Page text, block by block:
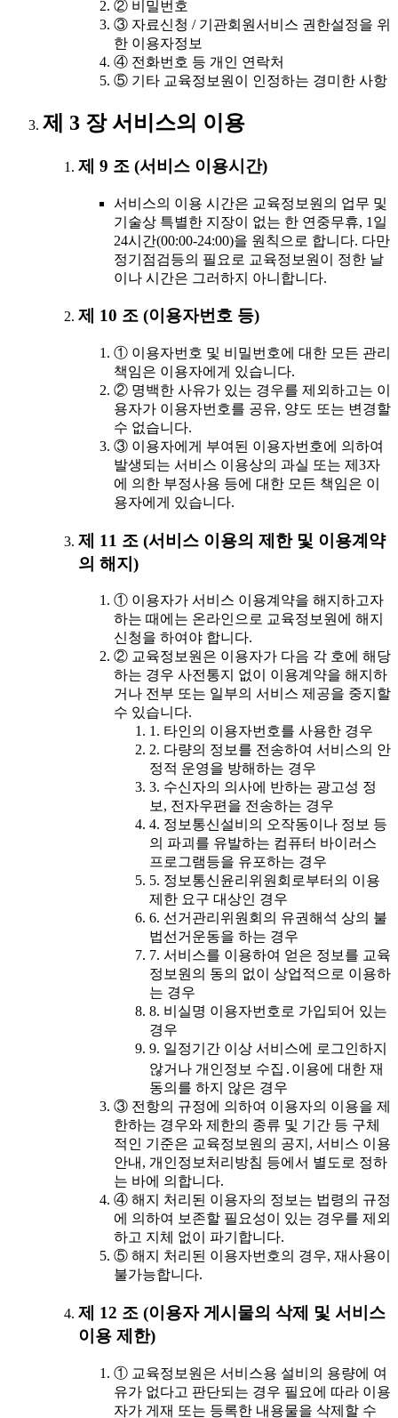
② 비밀번호
③ 자료신청 / 기관회원서비스 권한설정을 위
한 이용자정보
④ 전화번호 등 개인 연락처
⑤ 기타 교육정보원이 인정하는 경미한 사항
제 3 장 서비스의 이용
제 9 조 (서비스 이용시간)
서비스의 이용 시간은 교육정보원의 업무 및
기술상 특별한 지장이 없는 한 연중무휴, 1일
24시간(00:00-24:00)을 원칙으로 합니다. 다만
정기점검등의 필요로 교육정보원이 정한 날
이나 시간은 그러하지 아니합니다.
제 10 조 (이용자번호 등)
① 이용자번호 및 비밀번호에 대한 모든 관리
책임은 이용자에게 있습니다.
② 명백한 사유가 있는 경우를 제외하고는 이
용자가 이용자번호를 공유, 양도 또는 변경할
수 없습니다.
③ 이용자에게 부여된 이용자번호에 의하여
발생되는 서비스 이용상의 과실 또는 제3자
에 의한 부정사용 등에 대한 모든 책임은 이
용자에게 있습니다.
제 11 조 (서비스 이용의 제한 및 이용계약
의 해지)
① 이용자가 서비스 이용계약을 해지하고자
하는 때에는 온라인으로 교육정보원에 해지
신청을 하여야 합니다.
② 교육정보원은 이용자가 다음 각 호에 해당
하는 경우 사전통지 없이 이용계약을 해지하
거나 전부 또는 일부의 서비스 제공을 중지할
수 있습니다.
1. 타인의 이용자번호를 사용한 경우
2. 다량의 정보를 전송하여 서비스의 안
정적 운영을 방해하는 경우
3. 수신자의 의사에 반하는 광고성 정
보, 전자우편을 전송하는 경우
4. 정보통신설비의 오작동이나 정보 등
의 파괴를 유발하는 컴퓨터 바이러스
프로그램등을 유포하는 경우
5. 정보통신윤리위원회로부터의 이용
제한 요구 대상인 경우
6. 선거관리위원회의 유권해석 상의 불
법선거운동을 하는 경우
7. 서비스를 이용하여 얻은 정보를 교육
정보원의 동의 없이 상업적으로 이용하
는 경우
8. 비실명 이용자번호로 가입되어 있는
경우
9. 일정기간 이상 서비스에 로그인하지
않거나 개인정보 수집․이용에 대한 재
동의를 하지 않은 경우
③ 전항의 규정에 의하여 이용자의 이용을 제
한하는 경우와 제한의 종류 및 기간 등 구체
적인 기준은 교육정보원의 공지, 서비스 이용
안내, 개인정보처리방침 등에서 별도로 정하
는 바에 의합니다.
④ 해지 처리된 이용자의 정보는 법령의 규정
에 의하여 보존할 필요성이 있는 경우를 제외
하고 지체 없이 파기합니다.
⑤ 해지 처리된 이용자번호의 경우, 재사용이
불가능합니다.
제 12 조 (이용자 게시물의 삭제 및 서비스
이용 제한)
① 교육정보원은 서비스용 설비의 용량에 여
유가 없다고 판단되는 경우 필요에 따라 이용
자가 게재 또는 등록한 내용물을 삭제할 수